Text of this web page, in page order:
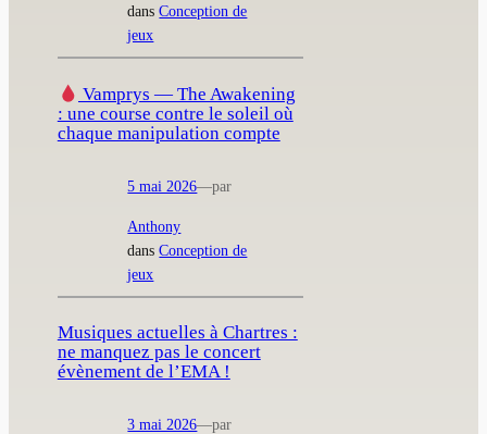
dansConception de
jeux
Vamprys — The Awakening
: une course contre le soleil où
chaque manipulation compte
5 mai 2026—par
Anthony
dansConception de
jeux
Musiques actuelles à Chartres :
ne manquez pas le concert
évènement de l’EMA !
3 mai 2026—par